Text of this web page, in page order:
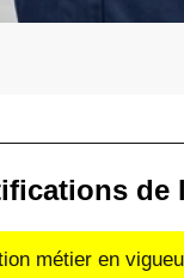
de
métier en